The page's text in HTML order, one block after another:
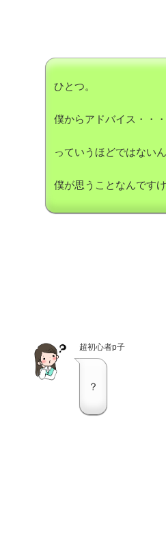
ひとつ。
僕からアドバイス・・・
っていうほどではないん
僕が思うことなんです
超初心者p子
？